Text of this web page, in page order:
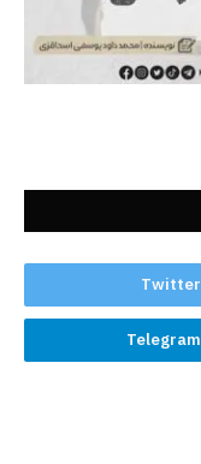
Twitter
Telegram